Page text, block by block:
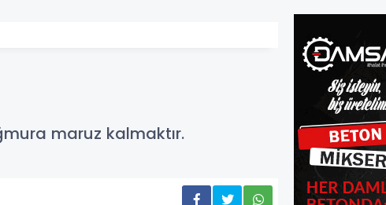
maruz kalmaktır.